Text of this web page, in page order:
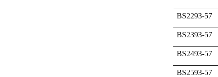
BS2293-57
BS2393-57
BS2493-57
BS2593-57